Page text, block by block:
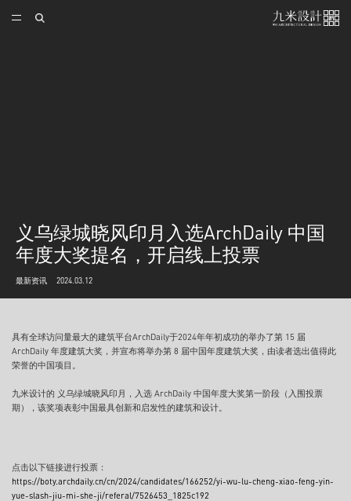
义乌绿城晓风印月入选ArchDaily 中国
年度大奖提名，开启线上投票
最新资讯 2024.03.12
具有全球访问量最大的建筑平台ArchDaily于2024年年初成功的举办了第 15 届
ArchDaily 年度建筑大奖，并宣布将举办第 8 届中国年度建筑大奖，由读者选出值得此
荣誉的中国项目。
九米设计的 义乌绿城晓风印月，入选 ArchDaily 中国年度大奖第一阶段（入围投票
期），该奖项表彰中国最具创新和启发性的建筑和设计。
点击以下链接进行投票：
https://boty.archdaily.cn/cn/2024/candidates/166252/yi-wu-lu-cheng-xiao-feng-yin-
yue-slash-jiu-mi-she-ji/referal/7526453_1825c192